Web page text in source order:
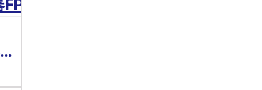
Panasonic 可程式邏輯控制器FPE